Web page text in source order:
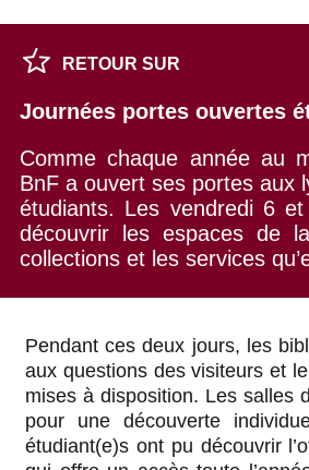
RETOUR SUR
Journées portes ouvertes
Comme chaque année au
BnF a ouvert ses portes aux
étudiants. Les vendredi 6
découvrir les espaces de
collections et les services
Pendant ces deux jours, les
aux questions des visiteurs et
mises à disposition. Les salles
pour une découverte
étudiant(e)s ont pu découvrir